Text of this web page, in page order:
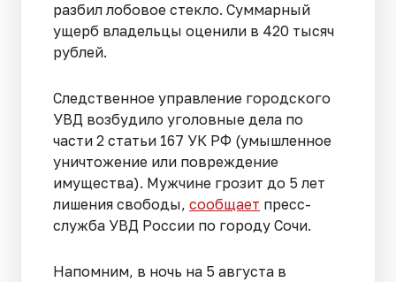
разбил лобовое стекло. Суммарный
ущерб владельцы оценили в 420 тысяч
рублей.
Следственное управление городского
УВД возбудило уголовные дела по
части 2 статьи 167 УК РФ (умышленное
уничтожение или повреждение
имущества). Мужчине грозит до 5 лет
лишения свободы, сообщает пресс-
служба УВД России по городу Сочи.
Напомним, в ночь на 5 августа в